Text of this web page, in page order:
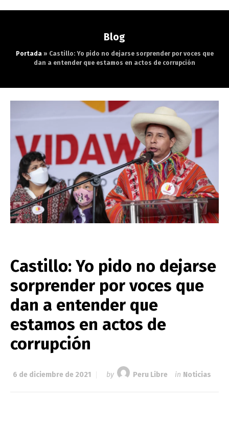
Blog
Portada» Castillo: Yo pido no dejarse sorprender por voces que
dan a entender que estamos en actos de corrupción
Castillo: Yo pido no dejarse
sorprender por voces que
dan a entender que
estamos en actos de
corrupción
6 de diciembre de 2021 by Peru Libre in Noticias